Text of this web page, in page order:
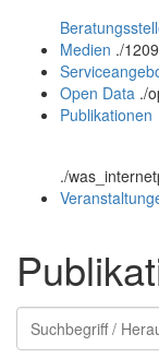
und
Medien ./
Open Data ./
Publikationen
./